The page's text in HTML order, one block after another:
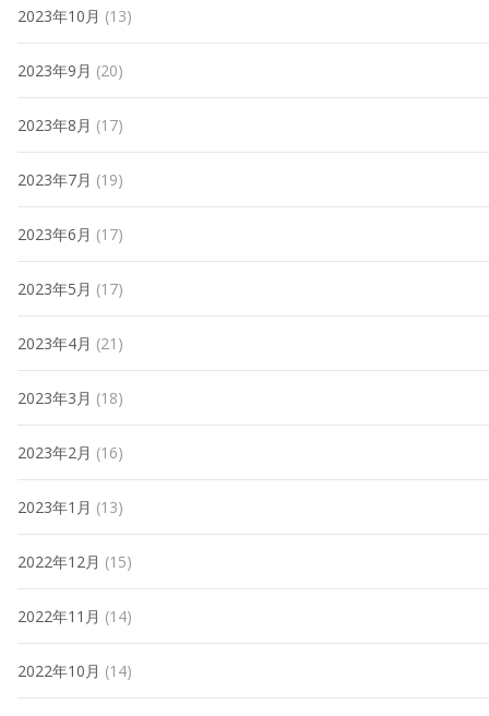
2023年10月 (13)
2023年9月 (20)
2023年8月 (17)
2023年7月 (19)
2023年6月 (17)
2023年5月 (17)
2023年4月 (21)
2023年3月 (18)
2023年2月 (16)
2023年1月 (13)
2022年12月 (15)
2022年11月 (14)
2022年10月 (14)